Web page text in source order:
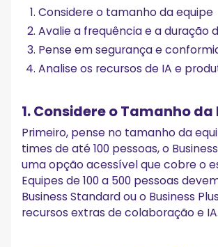
Considere o tamanho da equipe
Avalie a frequência e a duração
Pense em segurança e
Analise os recursos de IA e
1. Considere o Tamanho da
Primeiro, pense no tamanho da
times de até 100 pessoas, o
uma opção acessível que cobre o
Equipes de 100 a 500 pessoas
Business Standard ou o Business
recursos extras de colaboração e IA.